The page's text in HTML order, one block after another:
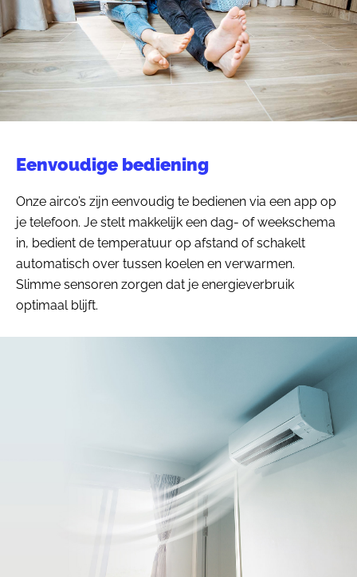
Eenvoudige bediening
Onze airco’s zijn eenvoudig te bedienen via een app op
je telefoon. Je stelt makkelijk een dag- of weekschema
in, bedient de temperatuur op afstand of schakelt
automatisch over tussen koelen en verwarmen.
Slimme sensoren zorgen dat je energieverbruik
optimaal blijft.